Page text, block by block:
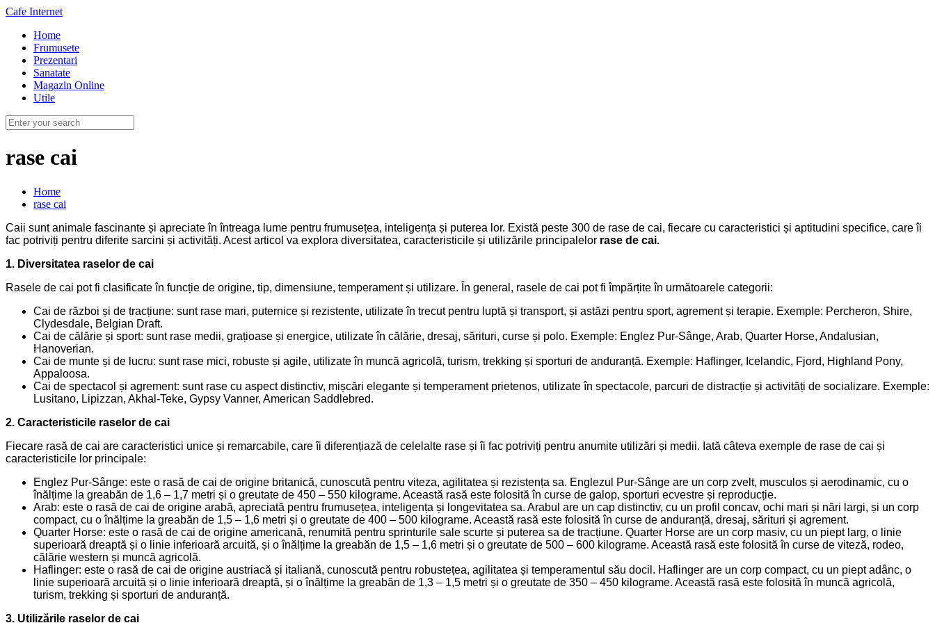
Cafe Internet
Home
Frumusete
Prezentari
Sanatate
Magazin Online
Utile
rase cai
Home
rase cai
Caii sunt animale fascinante și apreciate în întreaga lume pentru frumusețea, inteligența și puterea lor. Există peste 300 de rase de cai, fiecare cu caracteristici și aptitudini specifice, care îi
fac potriviți pentru diferite sarcini și activități. Acest articol va explora diversitatea, caracteristicile și utilizările principalelor rase de cai.
1. Diversitatea raselor de cai
Rasele de cai pot fi clasificate în funcție de origine, tip, dimensiune, temperament și utilizare. În general, rasele de cai pot fi împărțite în următoarele categorii:
Cai de război și de tracțiune: sunt rase mari, puternice și rezistente, utilizate în trecut pentru luptă și transport, și astăzi pentru sport, agrement și terapie. Exemple: Percheron, Shire,
Clydesdale, Belgian Draft.
Cai de călărie și sport: sunt rase medii, grațioase și energice, utilizate în călărie, dresaj, sărituri, curse și polo. Exemple: Englez Pur-Sânge, Arab, Quarter Horse, Andalusian,
Hanoverian.
Cai de munte și de lucru: sunt rase mici, robuste și agile, utilizate în muncă agricolă, turism, trekking și sporturi de anduranță. Exemple: Haflinger, Icelandic, Fjord, Highland Pony,
Appaloosa.
Cai de spectacol și agrement: sunt rase cu aspect distinctiv, mișcări elegante și temperament prietenos, utilizate în spectacole, parcuri de distracție și activități de socializare. Exemple:
Lusitano, Lipizzan, Akhal-Teke, Gypsy Vanner, American Saddlebred.
2. Caracteristicile raselor de cai
Fiecare rasă de cai are caracteristici unice și remarcabile, care îi diferențiază de celelalte rase și îi fac potriviți pentru anumite utilizări și medii. Iată câteva exemple de rase de cai și
caracteristicile lor principale:
Englez Pur-Sânge: este o rasă de cai de origine britanică, cunoscută pentru viteza, agilitatea și rezistența sa. Englezul Pur-Sânge are un corp zvelt, musculos și aerodinamic, cu o
înălțime la greabăn de 1,6 – 1,7 metri și o greutate de 450 – 550 kilograme. Această rasă este folosită în curse de galop, sporturi ecvestre și reproducție.
Arab: este o rasă de cai de origine arabă, apreciată pentru frumusețea, inteligența și longevitatea sa. Arabul are un cap distinctiv, cu un profil concav, ochi mari și nări largi, și un corp
compact, cu o înălțime la greabăn de 1,5 – 1,6 metri și o greutate de 400 – 500 kilograme. Această rasă este folosită în curse de anduranță, dresaj, sărituri și agrement.
Quarter Horse: este o rasă de cai de origine americană, renumită pentru sprinturile sale scurte și puterea sa de tracțiune. Quarter Horse are un corp masiv, cu un piept larg, o linie
superioară dreaptă și o linie inferioară arcuită, și o înălțime la greabăn de 1,5 – 1,6 metri și o greutate de 500 – 600 kilograme. Această rasă este folosită în curse de viteză, rodeo,
călărie western și muncă agricolă.
Haflinger: este o rasă de cai de origine austriacă și italiană, cunoscută pentru robustețea, agilitatea și temperamentul său docil. Haflinger are un corp compact, cu un piept adânc, o
linie superioară arcuită și o linie inferioară dreaptă, și o înălțime la greabăn de 1,3 – 1,5 metri și o greutate de 350 – 450 kilograme. Această rasă este folosită în muncă agricolă,
turism, trekking și sporturi de anduranță.
3. Utilizările raselor de cai